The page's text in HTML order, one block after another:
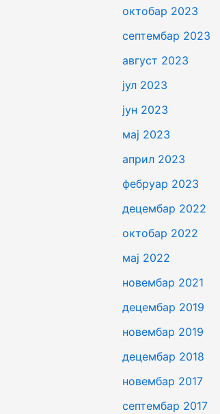
октобар 2023
септембар 2023
август 2023
јул 2023
јун 2023
мај 2023
април 2023
фебруар 2023
децембар 2022
октобар 2022
мај 2022
новембар 2021
децембар 2019
новембар 2019
децембар 2018
новембар 2017
септембар 2017